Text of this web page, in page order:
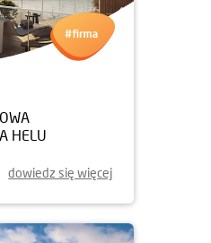
HELU
dowiedz się więcej